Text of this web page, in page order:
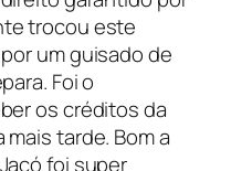
trocou este
um guisado de
Foi o
os créditos da
tarde. Bom a
foi super